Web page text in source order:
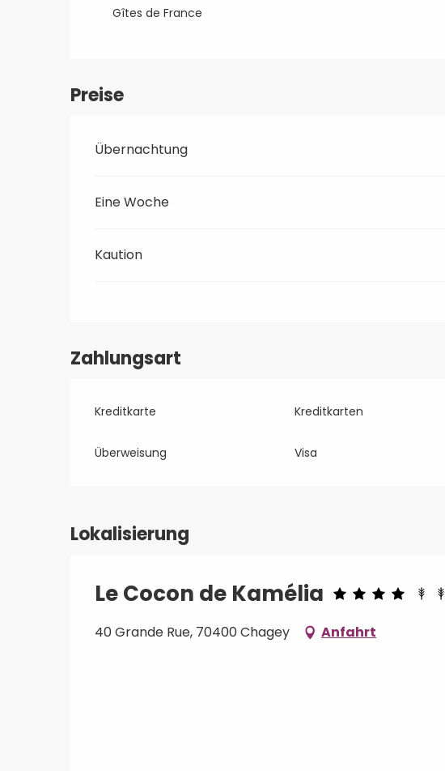
Gîtes de France
Preise
Übernachtung
Eine Woche
Kaution
Zahlungsart
Kreditkarte Kreditkarten
Überweisung Visa
Lokalisierung
Le Cocon de Kamélia
40 Grande Rue, 70400 Chagey Anfahrt